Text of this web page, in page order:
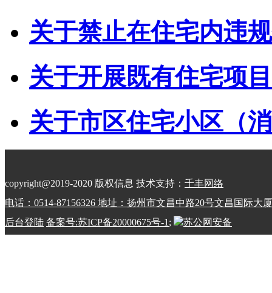
关于禁止在住宅内违
关于开展既有住宅项
关于市区住宅小区（
copyright@2019-2020 版权信息 技术支持： 千丰网络
电话：0514-87156326 地址：扬州市文昌中路20号文昌国际大厦
后台登陆 备案号:苏ICP备20000675号-1;
苏公网安备